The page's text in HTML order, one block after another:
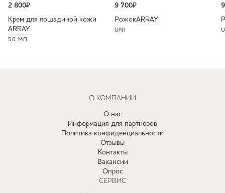
2 800₽
Крем для лошадиной кожи
ARRAY
50 МЛ
9 700₽
РожокARRAY
UNI
О КОМПАНИИ
О нас
Информация для партнёров
Политика конфиденциальности
Отзывы
Контакты
Вакансии
Опрос
СЕРВИС